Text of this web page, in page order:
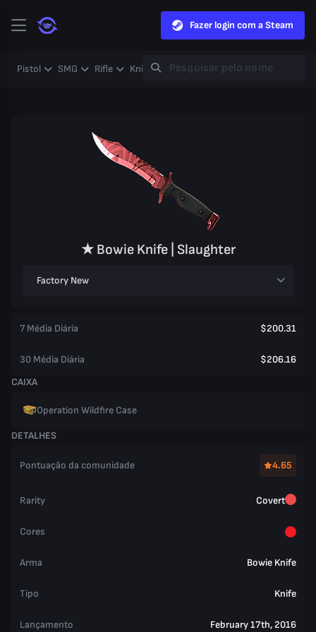
Fazer login com a Steam
Pistol SMG Rifle Knife Gloves Heavy Case
★ Bowie Knife | Slaughter
Factory New
7 Média Diária $200.31
30 Média Diária
$206.16
CAIXA
Operation Wildfire Case
DETALHES
Pontuação da comunidade 4.65
Rarity Covert
Cores
Arma Bowie Knife
Tipo Knife
Lançamento February 17th, 2016